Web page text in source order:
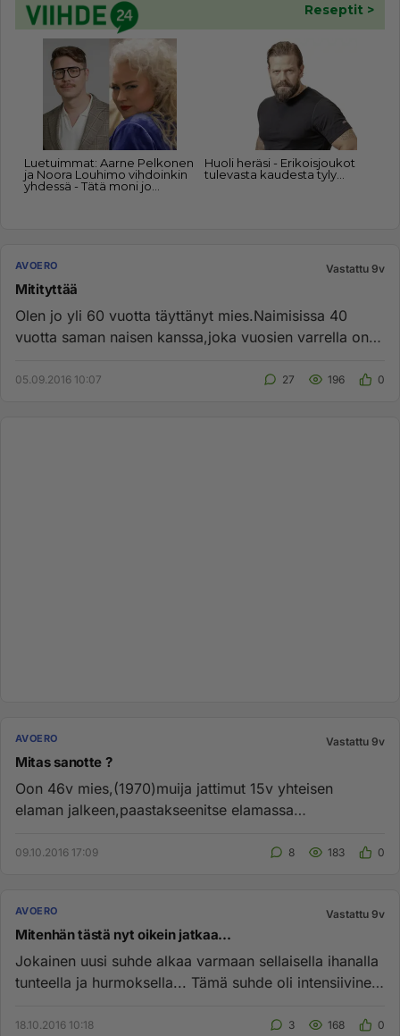
AVOERO Vastattu 9v
Mitityttää
Olen jo yli 60 vuotta täyttänyt mies.Naimisissa 40
vuotta saman naisen kanssa,joka vuosien varrella on
05.09.2016 10:07 27 196 0
AVOERO Vastattu 9v
Mitas sanotte ?
Oon 46v mies,(1970)muija jattimut 15v yhteisen
elaman jalkeen,paastakseenitse elamassa
09.10.2016 17:09 8 183 0
AVOERO Vastattu 9v
Mitenhän tästä nyt oikein jatkaa...
Jokainen uusi suhde alkaa varmaan sellaisella ihanalla
tunteella ja hurmoksella... Tämä suhde oli intensiivinen
18.10.2016 10:18 3 168 0